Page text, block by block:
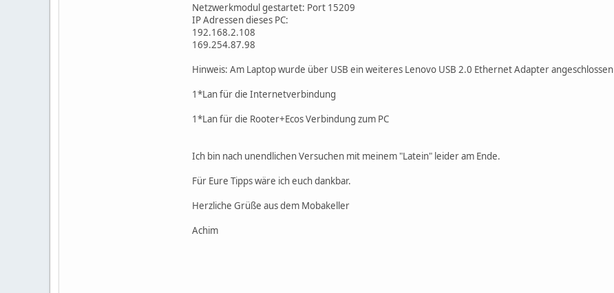
Netzwerkmodul gestartet: Port 15209
IP Adressen dieses PC:
192.168.2.108
169.254.87.98
Hinweis: Am Laptop wurde über USB ein weiteres Lenovo USB 2.0 Ethernet Adapter angeschlossen
1*Lan für die Internetverbindung
1*Lan für die Rooter+Ecos Verbindung zum PC
Ich bin nach unendlichen Versuchen mit meinem "Latein" leider am Ende.
Für Eure Tipps wäre ich euch dankbar.
Herzliche Grüße aus dem Mobakeller
Achim